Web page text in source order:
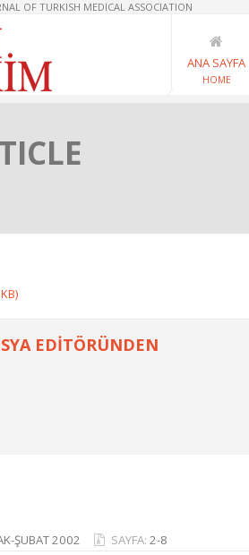
OF TURKISH MEDICAL ASSOCIATION
ANA SAYFA
HOME
EDİTÖRÜNDEN
ŞUBAT 2002 SAYFA: 2-8